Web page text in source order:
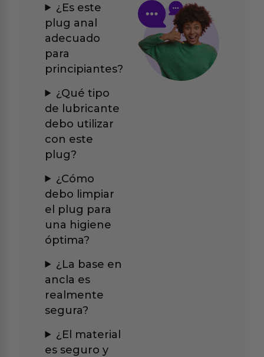
¿Es este
plug anal
adecuado
para
principiantes?
¿Qué tipo
de lubricante
debo utilizar
con este
plug?
¿Cómo
debo limpiar
el plug para
una higiene
óptima?
¿La base en
ancla es
realmente
segura?
¿El material
es seguro y